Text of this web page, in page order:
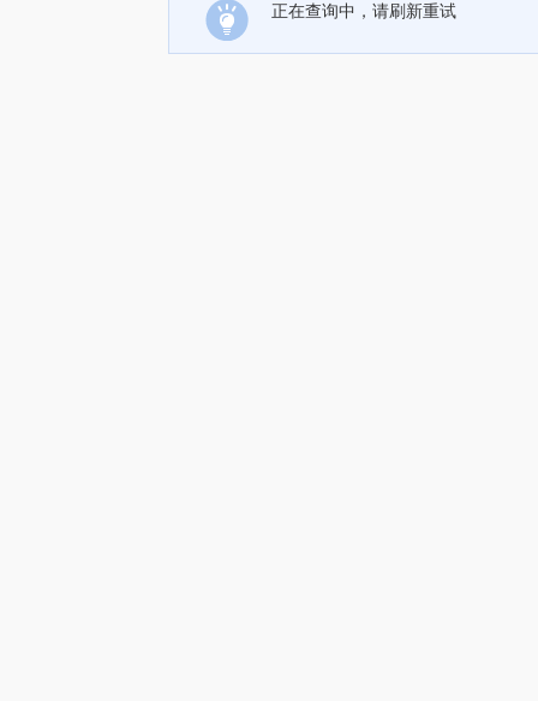
正在查询中，请刷新重试